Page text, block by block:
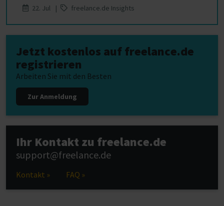
22. Jul |
freelance.de Insights
Jetzt kostenlos auf freelance.de
registrieren
Arbeiten Sie mit den Besten
Zur Anmeldung
Ihr Kontakt zu freelance.de
support@freelance.de
Kontakt » FAQ »